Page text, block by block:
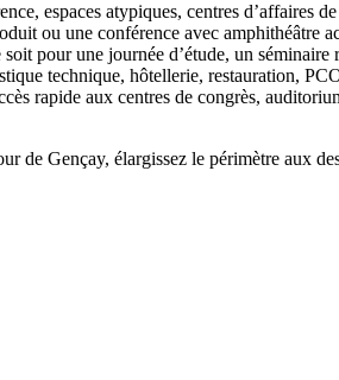
espaces atypiques, centres d’affaires
ou une conférence avec amphithéâtre
pour une journée d’étude, un
technique, hôtellerie, restauration,
rapide aux centres de congrès,
de Gençay, élargissez le périmètre aux